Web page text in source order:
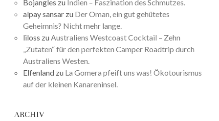
Bojangles zu Indien – Faszination des Schmutzes.
alpay sansar zu Der Oman, ein gut gehütetes
Geheimnis? Nicht mehr lange.
liloss zuAustraliens Westcoast Cocktail – Zehn
„Zutaten“ für den perfekten Camper Roadtrip durch
Australiens Westen.
Elfenland zu La Gomera pfeift uns was! Ökotourismus
auf der kleinen Kanareninsel.
ARCHIV